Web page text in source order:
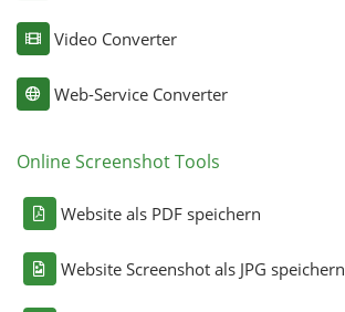
Video Converter
Web-Service Converter
Online Screenshot Tools
Website als PDF speichern
Website Screenshot als JPG speichern